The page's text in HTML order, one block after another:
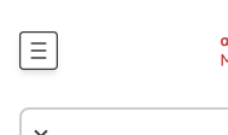
وبلاگ